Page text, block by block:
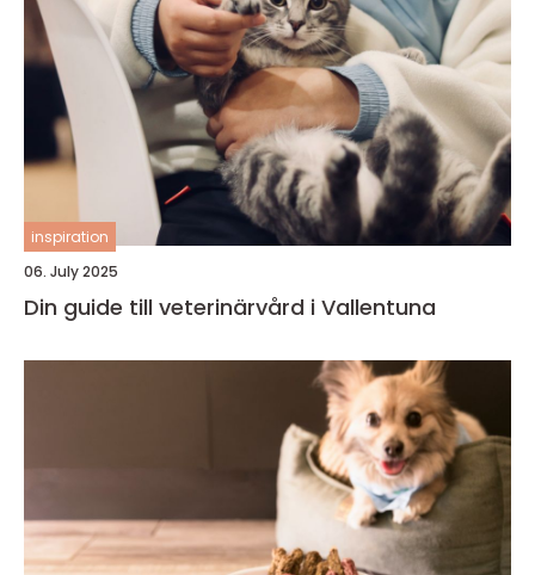
inspiration
06. July 2025
Din guide till veterinärvård i Vallentuna